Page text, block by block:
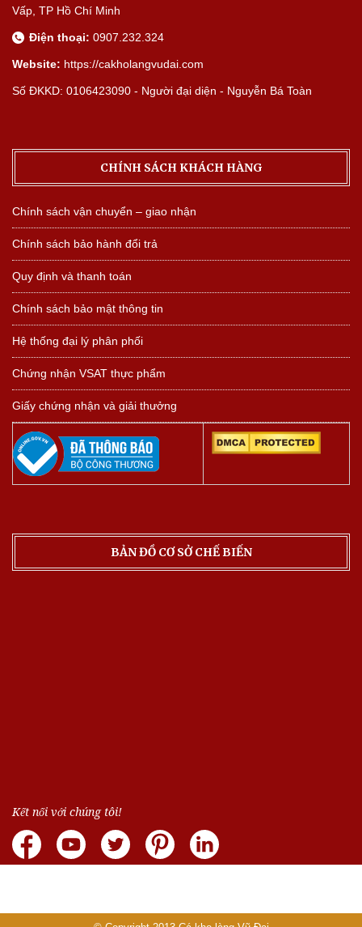
Vấp, TP Hồ Chí Minh
Điện thoại: 0907.232.324
Website: https://cakholangvudai.com
Số ĐKKD: 0106423090 - Người đại diện - Nguyễn Bá Toàn
CHÍNH SÁCH KHÁCH HÀNG
Chính sách vận chuyển – giao nhận
Chính sách bảo hành đổi trả
Quy định và thanh toán
Chính sách bảo mật thông tin
Hệ thống đại lý phân phối
Chứng nhận VSAT thực phẩm
Giấy chứng nhận và giải thưởng
BẢN ĐỒ CƠ SỞ CHẾ BIẾN
Kết nối với chúng tôi!